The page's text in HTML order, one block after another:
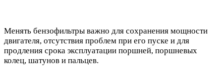
Менять бензофильтры важно для сохранения мощности
двигателя, отсутствия проблем при его пуске и для
продления срока эксплуатации поршней, поршневых
колец, шатунов и пальцев.